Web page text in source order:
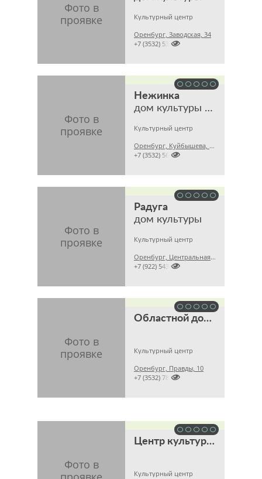
Культурный центр
Оренбург, Заводская, 34

+7 (3532) 539439
Нежинка
дом культуры и библиотечного обслуживания
Культурный центр
Оренбург, Куйбышева, 45Б

+7 (3532) 562743
Радуга
дом культуры
Культурный центр
Оренбург, Центральная, 42

+7 (922) 5435718
Областной дом литераторов им. С.Т. Аксакова
Культурный центр
Оренбург, Правды, 10

+7 (3532) 784129
Центр культуры муниципального образования Пригородный сельсовет
Культурный центр